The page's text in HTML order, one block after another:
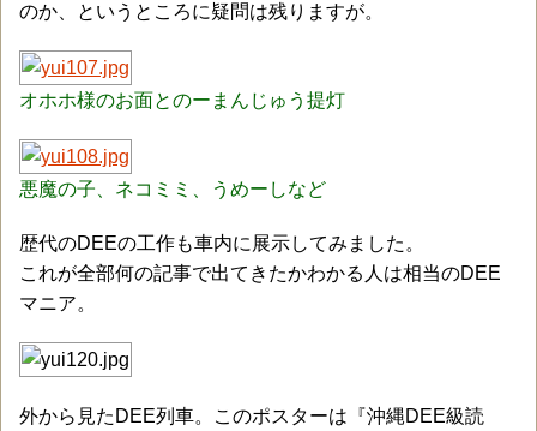
のか、というところに疑問は残りますが。
オホホ様のお面とのーまんじゅう提灯
悪魔の子、ネコミミ、うめーしなど
歴代のDEEの工作も車内に展示してみました。
これが全部何の記事で出てきたかわかる人は相当のDEE
マニア。
外から見たDEE列車。このポスターは『沖縄DEE級読